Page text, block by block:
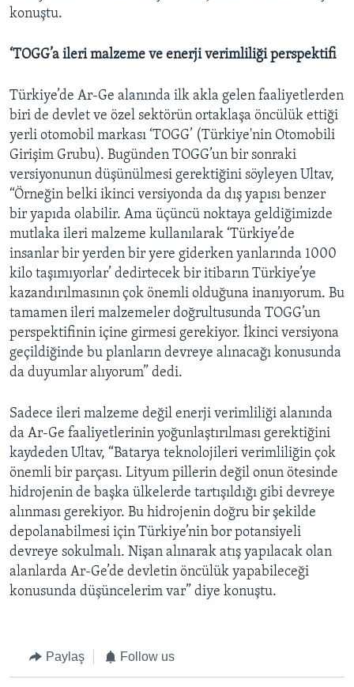
konuştu.
‘TOGG’a ileri malzeme ve enerji verimliliği perspektifi
Türkiye’de Ar-Ge alanında ilk akla gelen faaliyetlerden
biri de devlet ve özel sektörün ortaklaşa öncülük ettiği
yerli otomobil markası ‘TOGG’ (Türkiye'nin Otomobili
Girişim Grubu). Bugünden TOGG’un bir sonraki
versiyonunun düşünülmesi gerektiğini söyleyen Ultav,
“Örneğin belki ikinci versiyonda da dış yapısı benzer
bir yapıda olabilir. Ama üçüncü noktaya geldiğimizde
mutlaka ileri malzeme kullanılarak ‘Türkiye’de
insanlar bir yerden bir yere giderken yanlarında 1000
kilo taşımıyorlar’ dedirtecek bir itibarın Türkiye’ye
kazandırılmasının çok önemli olduğuna inanıyorum. Bu
tamamen ileri malzemeler doğrultusunda TOGG’un
perspektifinin içine girmesi gerekiyor. İkinci versiyona
geçildiğinde bu planların devreye alınacağı konusunda
da duyumlar alıyorum” dedi.
Sadece ileri malzeme değil enerji verimliliği alanında
da Ar-Ge faaliyetlerinin yoğunlaştırılması gerektiğini
kaydeden Ultav, “Batarya teknolojileri verimliliğin çok
önemli bir parçası. Lityum pillerin değil onun ötesinde
hidrojenin de başka ülkelerde tartışıldığı gibi devreye
alınması gerekiyor. Bu hidrojenin doğru bir şekilde
depolanabilmesi için Türkiye’nin bor potansiyeli
devreye sokulmalı. Nişan alınarak atış yapılacak olan
alanlarda Ar-Ge’de devletin öncülük yapabileceği
konusunda düşüncelerim var” diye konuştu.
Paylaş Follow us